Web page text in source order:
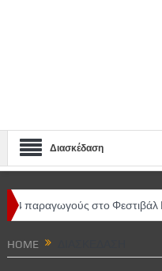
Διασκέδαση
στο Φεστιβάλ Βερολίνου
HOME